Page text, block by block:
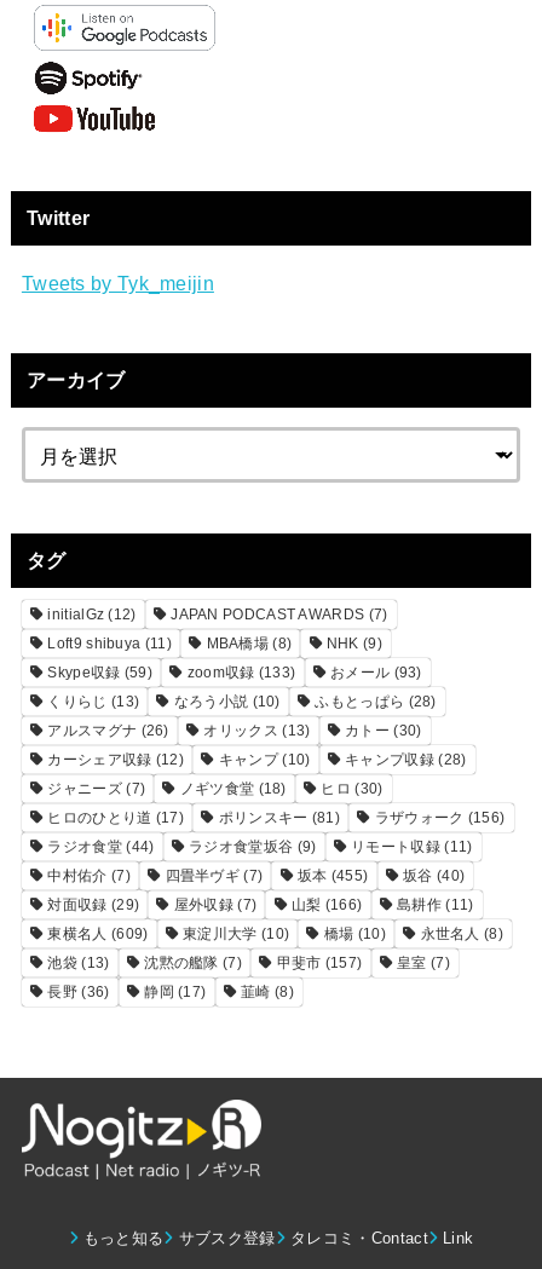
Twitter
Tweets by Tyk_meijin
アーカイブ
タグ
initialGz (12) JAPAN PODCAST AWARDS (7)
Loft9 shibuya (11) MBA橋場 (8) NHK (9)
Skype収録 (59) zoom収録 (133) おメール (93)
くりらじ (13) なろう小説 (10) ふもとっぱら (28)
アルスマグナ (26) オリックス (13) カトー (30)
カーシェア収録 (12) キャンプ(10) キャンプ収録(28)
ジャニーズ(7) ノギツ食堂 (18) ヒロ (30)
ヒロのひとり道 (17) ポリンスキー (81) ラザウォーク (156)
ラジオ食堂(44) ラジオ食堂坂谷 (9) リモート収録(11)
中村佑介 (7) 四畳半ヴギ (7) 坂本 (455) 坂谷 (40)
対面収録 (29) 屋外収録 (7) 山梨 (166) 島耕作(11)
東横名人 (609) 東淀川大学 (10) 橋場 (10) 永世名人 (8)
池袋 (13) 沈黙の艦隊 (7) 甲斐市 (157) 皇室 (7)
長野 (36) 静岡 (17) 韮崎 (8)
もっと知る サブスク登録 タレコミ・Contact Link